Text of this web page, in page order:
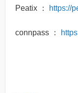
Peatix ： https://
connpass ：